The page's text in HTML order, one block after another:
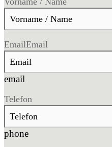
EmailEmail
email
Telefon
phone